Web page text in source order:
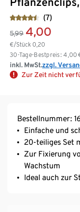
(7)
5,99 4,00
€/Stück 0,20
30-Tage-Bestpreis: 4,00
inkl. MwSt.zzgl.
Zur Zeit nicht
Bestellnummer:
Einfache und
20-teiliges Set
Zur Fixierung
Wachstum
Ideal auch zur